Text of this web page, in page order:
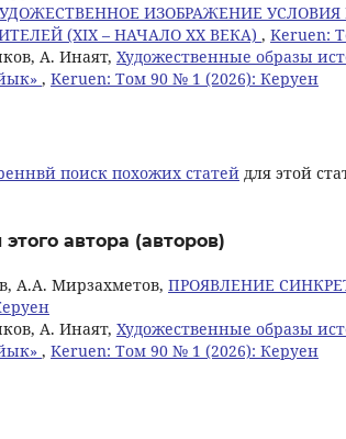
ИЗОБРАЖЕНИЕ УСЛОВИЯ
(XIX – НАЧАЛО XX ВЕКА) , Keruen:
А. Инаят, Художественные образы
, Keruen: Том 90 № 1 (2026): Керуен
поиск похожих статей для этой
автора (авторов)
А.А. Мирзахметов, ПРОЯВЛЕНИЕ
А. Инаят, Художественные образы
, Keruen: Том 90 № 1 (2026): Керуен